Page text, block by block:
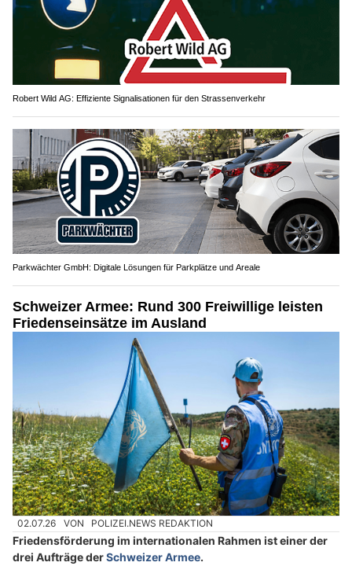
Robert Wild AG: Effiziente Signalisationen für den Strassenverkehr
Parkwächter GmbH: Digitale Lösungen für Parkplätze und Areale
Schweizer Armee: Rund 300 Freiwillige leisten
Friedenseinsätze im Ausland
02.07.26 VON POLIZEI.NEWS REDAKTION
Friedensförderung im internationalen Rahmen ist einer der
drei Aufträge derSchweizer Armee.